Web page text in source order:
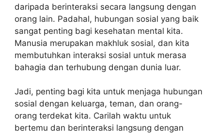
daripada berinteraksi secara langsung dengan
orang lain. Padahal, hubungan sosial yang baik
sangat penting bagi kesehatan mental kita.
Manusia merupakan makhluk sosial, dan kita
membutuhkan interaksi sosial untuk merasa
bahagia dan terhubung dengan dunia luar.
Jadi, penting bagi kita untuk menjaga hubungan
sosial dengan keluarga, teman, dan orang-
orang terdekat kita. Carilah waktu untuk
bertemu dan berinteraksi langsung dengan